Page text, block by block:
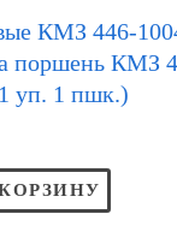
КМЗ 446-
КМЗ
уп. 1 пшк.)